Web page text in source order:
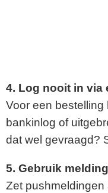
4. Log nooit in via
Voor een
bankinlog of
dat wel gevraagd?
5. Gebruik
Zet pushmeldingen